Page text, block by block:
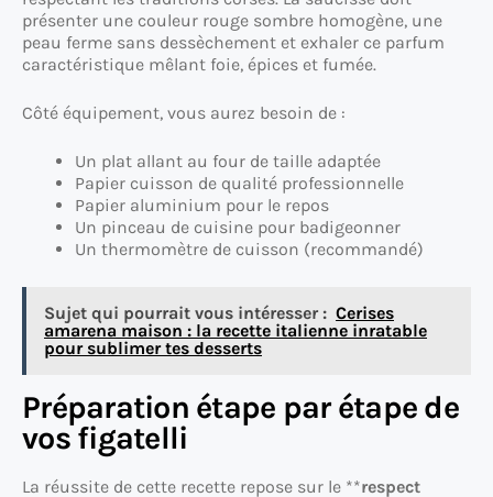
présenter une couleur rouge sombre homogène, une
peau ferme sans dessèchement et exhaler ce parfum
caractéristique mêlant foie, épices et fumée.
Côté équipement, vous aurez besoin de :
Un plat allant au four de taille adaptée
Papier cuisson de qualité professionnelle
Papier aluminium pour le repos
Un pinceau de cuisine pour badigeonner
Un thermomètre de cuisson (recommandé)
Sujet qui pourrait vous intéresser : Cerises
amarena maison : la recette italienne inratable
pour sublimer tes desserts
Préparation étape par étape de
vos figatelli
La réussite de cette recette repose sur le **respect